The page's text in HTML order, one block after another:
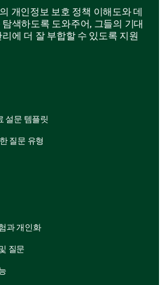
에서 10 (매우 신뢰할 수 있음)
음 기관에 개인 데이터를 얼마
책
책과의 참여에 집중해 봅시다.
션이나 웹사이트를 사용하기
개인정보 보호 정책 이해도와 데
색하도록 도와주어, 그들의 기대
에 더 잘 부합할 수 있도록 지원
설문 템플릿
질문 유형
과 개인화
질문